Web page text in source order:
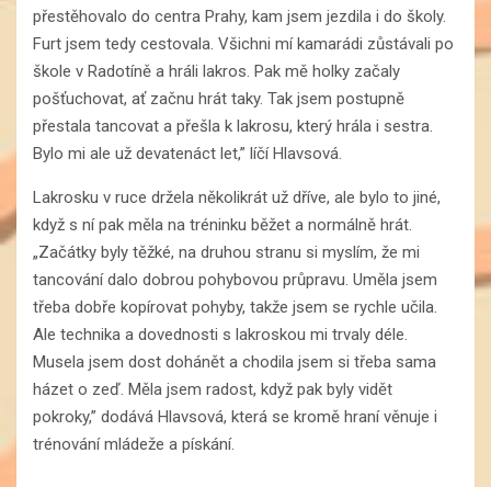
přestěhovalo do centra Prahy, kam jsem jezdila i do školy.
Furt jsem tedy cestovala. Všichni mí kamarádi zůstávali po
škole v Radotíně a hráli lakros. Pak mě holky začaly
pošťuchovat, ať začnu hrát taky. Tak jsem postupně
přestala tancovat a přešla k lakrosu, který hrála i sestra.
Bylo mi ale už devatenáct let,” líčí Hlavsová.
Lakrosku v ruce držela několikrát už dříve, ale bylo to jiné,
když s ní pak měla na tréninku běžet a normálně hrát.
„Začátky byly těžké, na druhou stranu si myslím, že mi
tancování dalo dobrou pohybovou průpravu. Uměla jsem
třeba dobře kopírovat pohyby, takže jsem se rychle učila.
Ale technika a dovednosti s lakroskou mi trvaly déle.
Musela jsem dost dohánět a chodila jsem si třeba sama
házet o zeď. Měla jsem radost, když pak byly vidět
pokroky,” dodává Hlavsová, která se kromě hraní věnuje i
trénování mládeže a pískání.